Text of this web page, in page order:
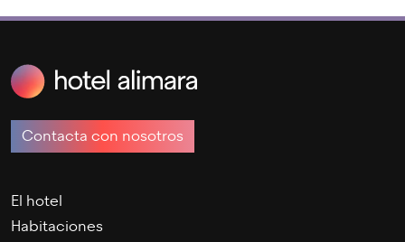
Contacta con nosotros
El hotel
Habitaciones